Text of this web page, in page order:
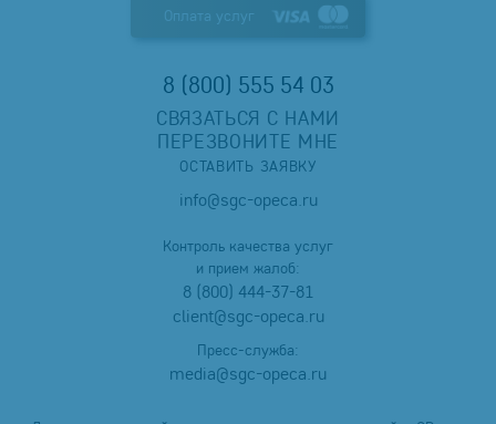
Оплата услуг
8 (800) 555 54 03
СВЯЗАТЬСЯ С НАМИ
ПЕРЕЗВОНИТЕ МНЕ
ОСТАВИТЬ ЗАЯВКУ
info@sgc-opeca.ru
Контроль качества услуг
и прием жалоб:
8 (800) 444-37-81
client@sgc-opeca.ru
Пресс-служба:
media@sgc-opeca.ru